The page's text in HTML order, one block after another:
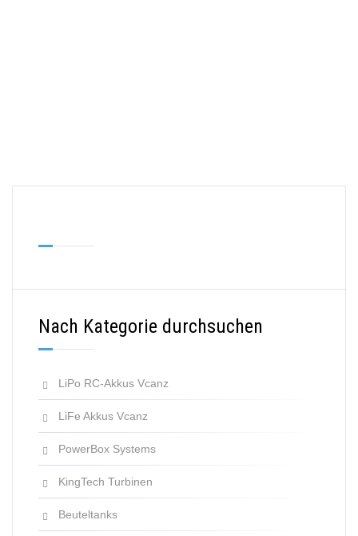
Nach Kategorie durchsuchen
LiPo RC-Akkus Vcanz
LiFe Akkus Vcanz
PowerBox Systems
KingTech Turbinen
Beuteltanks